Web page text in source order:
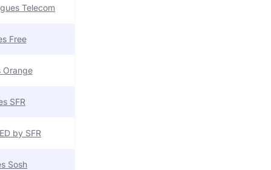
Telecom
Free
Orange
SFR
by SFR
Sosh